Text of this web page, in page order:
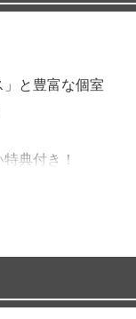
と豊富な個室
典付き！
スタンダー
から、ご予算や
個室を完備！